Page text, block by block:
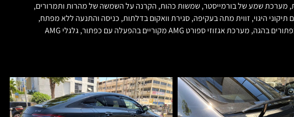
גו מלא גג פנורמי כפול זכוכית, מערכת שמע של בורמייסטר, שמשות כהות, הקרנה על השמשה של מהרות ותמרורים,
היגוי, זווית מתה בעקיפה, סגירת וואקום בדלתות, כניסה והתנעה ללא מפתח,
פנסי מולטיבים LED אדפטיביים, מערכת AMG TRACK PACE עם כוונון מתלים ומערכות ההיגוי והמנוע בהתאם לסגנון הנהיגה עם כפתורים בהגה, מערכת אגזוזי ספורט AMG מקוריים בהפעלה עם כפתור, גלגלי AMG